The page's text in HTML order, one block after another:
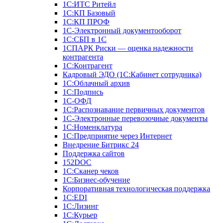
1С:ИТС Ритейл
1С:КП Базовый
1С:КП ПРОФ
1С-Электронный документооборот
1С:СБП в 1С
1СПАРК Риски — оценка надежности
контрагента
1С:Контрагент
Кадровый ЭДО (1С:Кабинет сотрудника)
1С:Облачный архив
1С:Подпись
1С-ОФД
1С:Распознавание первичных документов
1С-Электронные перевозочные документы
1С:Номенклатура
1С:Предприятие через Интернет
Внедрение Битрикс 24
Поддержка сайтов
152DOC
1С:Сканер чеков
1С:Бизнес-обучение
Корпоративная технологическая поддержка
1С:ЕDI
1С:Лизинг
1С:Курьер